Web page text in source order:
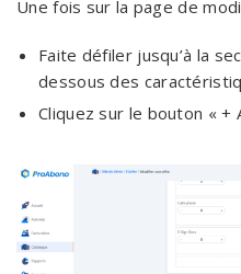
Une fois sur la page de
Faite défiler jusqu’à la
dessous des
Cliquez sur le bouton « +